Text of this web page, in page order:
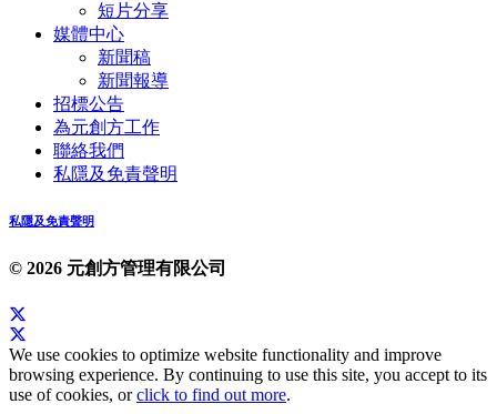
短片分享
媒體中心
新聞稿
新聞報導
招標公告
為元創方工作
聯絡我們
私隱及免責聲明
私隱及免責聲明
© 2026 元創方管理有限公司
We use cookies to optimize website functionality and improve
browsing experience. By continuing to use this site, you accept to its
use of cookies, orclick to find out more.